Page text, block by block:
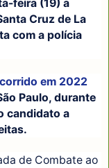
feira (19) a
Cruz de La
com a polícia
em 2022
Paulo, durante
candidato a
de Combate ao